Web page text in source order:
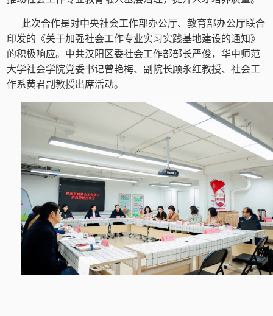
此次合作是对中央社会工作部办公厅、教育部办公厅联合
印发的《关于加强社会工作专业实习实践基地建设的通知》
的积极响应。中共汉阳区委社会工作部部长严俊，华中师范
大学社会学院党委书记曾艳梅、副院长顾永红教授、社会工
作系黄君副教授出席活动。